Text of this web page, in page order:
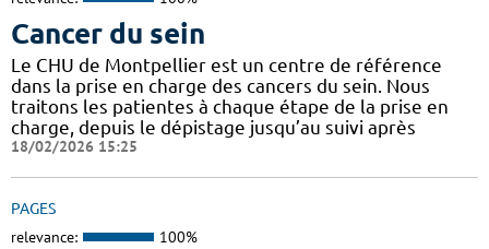
Cancer du sein
Le CHU de Montpellier est un centre de référence
dans la prise en charge des cancers du sein. Nous
traitons les patientes à chaque étape de la prise en
charge, depuis le dépistage jusqu’au suivi après
18/02/2026 15:25
PAGES
relevance: 100%